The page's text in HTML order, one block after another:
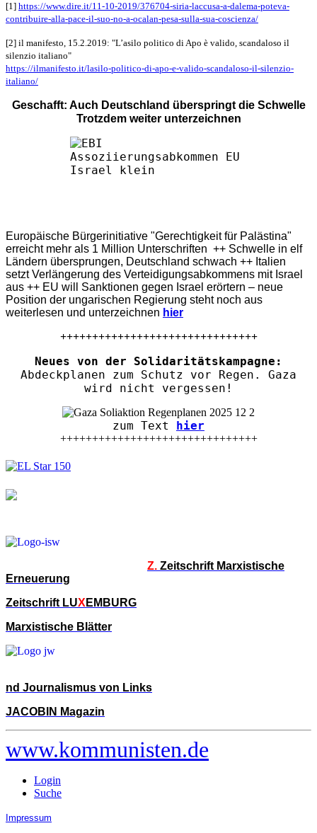
[1] https://www.dire.it/11-10-2019/376704-siria-laccusa-a-dalema-poteva-
contribuire-alla-pace-il-suo-no-a-ocalan-pesa-sulla-sua-coscienza/
[2] il manifesto, 15.2.2019: "L’asilo politico di Apo è valido, scandaloso il
silenzio italiano"
https://ilmanifesto.it/lasilo-politico-di-apo-e-valido-scandaloso-il-silenzio-
italiano/
Geschafft: Auch Deutschland überspringt die Schwelle
Trotzdem weiter unterzeichnen
Europäische Bürgerinitiative "Gerechtigkeit für Palästina"
erreicht mehr als 1 Million Unterschriften ++ Schwelle in elf
Ländern übersprungen, Deutschland schwach ++ Italien
setzt Verlängerung des Verteidigungsabkommens mit Israel
aus ++ EU will Sanktionen gegen Israel erörtern – neue
Position der ungarischen Regierung steht noch aus
weiterlesen und unterzeichnen hier
+++++++++++++++++++++++++++++++
Neues von der Solidaritätskampagne:
Abdeckplanen zum Schutz vor Regen. Gaza
wird nicht vergessen!
zum Text hier
+++++++++++++++++++++++++++++++
Z. Zeitschrift Marxistische
Erneuerung
Zeitschrift LUX EMBURG
Marxistische Blätter
nd Journalismus von Links
JACOBIN Magazin
www.kommunisten.de
Login
Suche
Impressum